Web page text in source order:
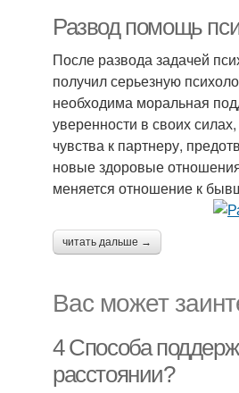
Развод помощь
После развода задачей
получил серьезную
необходима моральная
уверенности в своих
чувства к партнеру,
новые здоровые
меняется отношение к
читать дальше →
Вас может
4 Способа
расстоянии?